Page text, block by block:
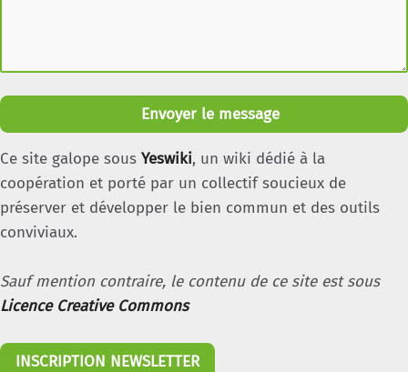
Envoyer le message
Ce site galope sous Yeswiki, un wiki dédié à la
coopération et porté par un collectif soucieux de
préserver et développer le bien commun et des outils
conviviaux.
Sauf mention contraire, le contenu de ce site est sous
Licence Creative Commons
INSCRIPTION NEWSLETTER